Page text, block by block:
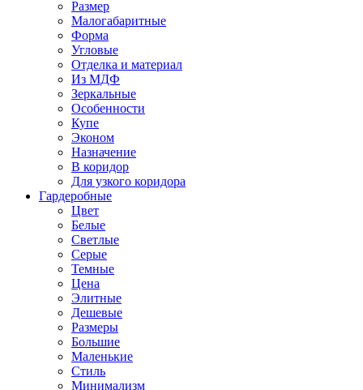
Размер
Малогабаритные
Форма
Угловые
Отделка и материал
Из МДФ
Зеркальные
Особенности
Купе
Эконом
Назначение
В коридор
Для узкого коридора
Гардеробные
Цвет
Белые
Светлые
Серые
Темные
Цена
Элитные
Дешевые
Размеры
Большие
Маленькие
Стиль
Минимализм